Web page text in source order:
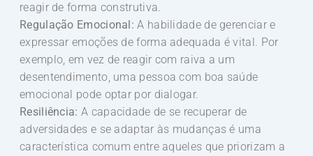
reagir de forma construtiva.
Regulação Emocional: A habilidade de gerenciar e
expressar emoções de forma adequada é vital. Por
exemplo, em vez de reagir com raiva a um
desentendimento, uma pessoa com boa saúde
emocional pode optar por dialogar.
Resiliência: A capacidade de se recuperar de
adversidades e se adaptar às mudanças é uma
característica comum entre aqueles que priorizam a